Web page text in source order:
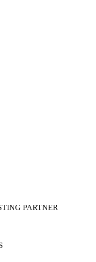
PARTNER